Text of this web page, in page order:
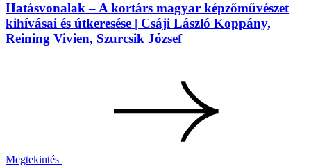
Hatásvonalak – A kortárs magyar képzőművészet
kihívásai és útkeresése | Csáji László Koppány,
Reining Vivien, Szurcsik József
Megtekintés